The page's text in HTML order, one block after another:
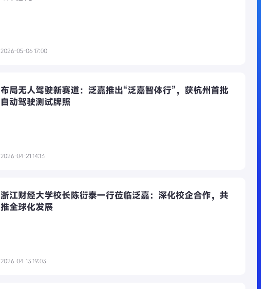
2026-05-06 17:00
布局无人驾驶新赛道：泛嘉推出“泛嘉智体行”，获杭州首批
自动驾驶测试牌照
2026-04-21 14:13
浙江财经大学校长陈衍泰一行莅临泛嘉：深化校企合作，共
推全球化发展
2026-04-13 19:03